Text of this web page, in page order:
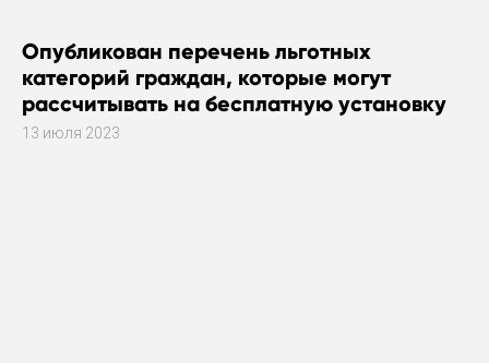
Опубликован перечень льготных
категорий граждан, которые могут
рассчитывать на бесплатную установку
газового оборудования
13 июля 2023